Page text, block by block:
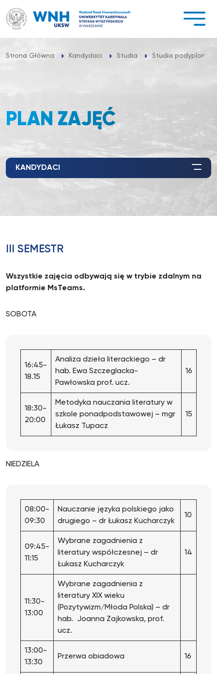
do
treści
Strona Główna Kandydaci Studia Studia
PLAN ZAJĘĆ
KANDYDACI
III SEMESTR
Wszystkie zajęcia odbywają się w trybie zdalnym na
platformie MsTeams.
SOBOTA
16:45-
18.15
Analiza dzieła literackiego – dr
hab. Ewa Szczeglacka-
Pawłowska prof. ucz.
16
18:30-
20:00
Metodyka nauczania literatury w
szkole ponadpodstawowej – mgr
Łukasz Tupacz
15
NIEDZIELA
08:00-
09:30
Nauczanie języka polskiego jako
drugiego – dr Łukasz Kucharczyk
10
09:45-
11:15
Wybrane zagadnienia z
literatury współczesnej – dr
Łukasz Kucharczyk
14
11:30-
13:00
Wybrane zagadnienia z
literatury XIX wieku
(Pozytywizm/Młoda Polska) – dr
hab. Joanna Zajkowska, prof.
ucz.
13:00-
13:30
Przerwa obiadowa 16